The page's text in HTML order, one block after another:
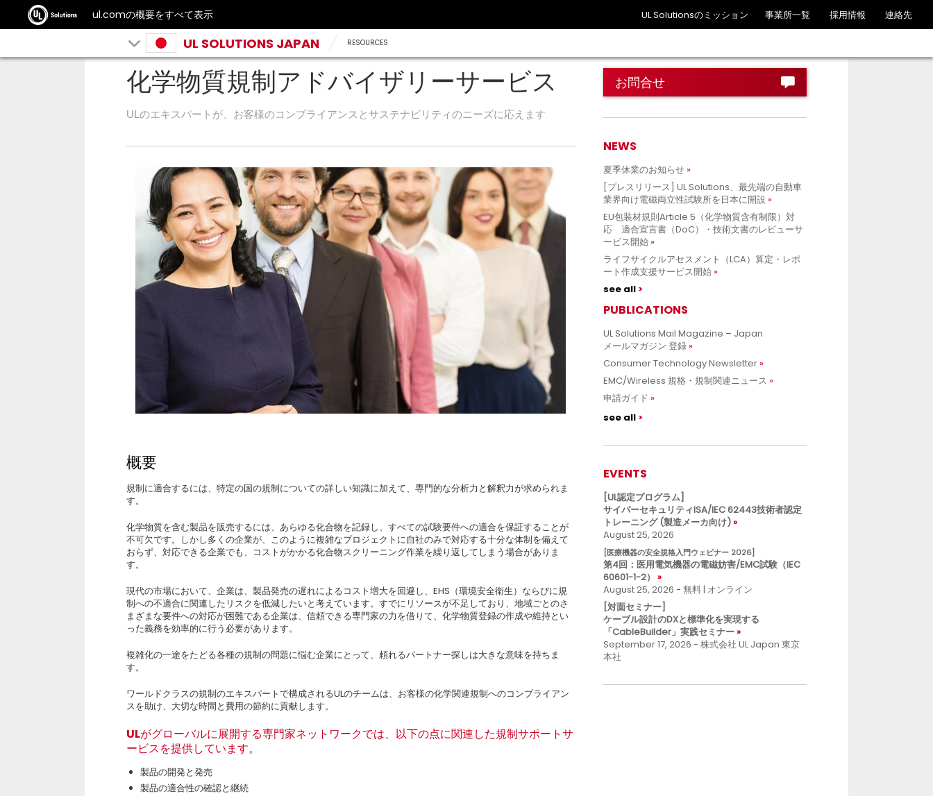
ul.comの概要をすべて表示 UL Solutionsのミッション 事業所一覧 採用情報 連絡先
UL SOLUTIONS JAPAN RESOURCES
化学物質規制アドバイザリーサービス
ULのエキスパートが、お客様のコンプライアンスとサステナビリティのニーズに応えます
概要
規制に適合するには、特定の国の規制についての詳しい知識に加えて、専門的な分析力と解釈力が求められま
す。
化学物質を含む製品を販売するには、あらゆる化合物を記録し、すべての試験要件への適合を保証することが
不可欠です。しかし多くの企業が、このように複雑なプロジェクトに自社のみで対応する十分な体制を備えて
おらず、対応できる企業でも、コストがかかる化合物スクリーニング作業を繰り返してしまう場合がありま
す。
現代の市場において、企業は、製品発売の遅れによるコスト増大を回避し、EHS（環境安全衛生）ならびに規
制への不適合に関連したリスクを低減したいと考えています。すでにリソースが不足しており、地域ごとのさ
まざまな要件への対応が困難である企業は、信頼できる専門家の力を借りて、化学物質登録の作成や維持とい
った義務を効率的に行う必要があります。
複雑化の一途をたどる各種の規制の問題に悩む企業にとって、頼れるパートナー探しは大きな意味を持ちま
す。
ワールドクラスの規制のエキスパートで構成されるULのチームは、お客様の化学関連規制へのコンプライアン
スを助け、大切な時間と費用の節約に貢献します。
ULがグローバルに展開する専門家ネットワークでは、以下の点に関連した規制サポートサ
ービスを提供しています。
製品の開発と発売
製品の適合性の確認と継続
お問合せ
NEWS
夏季休業のお知らせ
[プレスリリース] UL Solutions、最先端の自動車
業界向け電磁両立性試験所を日本に開設
EU包装材規則Article 5（化学物質含有制限）対
応 適合宣言書（DoC）・技術文書のレビューサ
ービス開始
ライフサイクルアセスメント（LCA）算定・レポ
ート作成支援サービス開始
see all
PUBLICATIONS
UL Solutions Mail Magazine – Japan
メールマガジン 登録
Consumer Technology Newsletter
EMC/Wireless 規格・規制関連ニュース
申請ガイド
see all
EVENTS
[UL認定プログラム]
サイバーセキュリティISA/IEC 62443技術者認定
トレーニング (製造メーカ向け)
August 25, 2026
[医療機器の安全規格入門ウェビナー 2026]
第4回：医用電気機器の電磁妨害/EMC試験（IEC
60601-1-2）
August 25, 2026 - 無料 | オンライン
[対面セミナー]
ケーブル設計のDXと標準化を実現する
「CableBuilder」実践セミナー
September 17, 2026 - 株式会社 UL Japan 東京
本社